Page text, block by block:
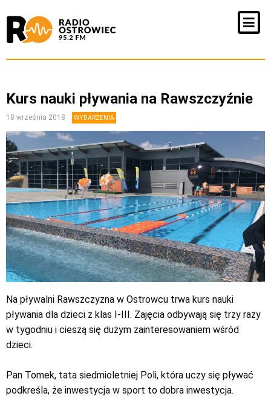
Kurs nauki pływania na Rawszczyźnie
18 września 2018 WYDARZENIA
Na pływalni Rawszczyzna w Ostrowcu trwa kurs nauki
pływania dla dzieci z klas I-III. Zajęcia odbywają się trzy razy
w tygodniu i cieszą się dużym zainteresowaniem wśród
dzieci.
Pan Tomek, tata siedmioletniej Poli, która uczy się pływać
podkreśla, że inwestycja w sport to dobra inwestycja.